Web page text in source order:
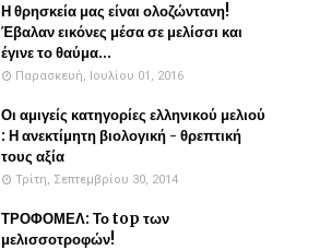
Η θρησκεία μας είναι ολοζώντανη!
Έβαλαν εικόνες μέσα σε μελίσσι και
έγινε το θαύμα...
Παρασκευή, Ιουλίου 01, 2016
Οι αμιγείς κατηγορίες ελληνικού μελιού
: Η ανεκτίμητη βιολογική - θρεπτική
τους αξία
Τρίτη, Σεπτεμβρίου 30, 2014
ΤΡΟΦΟΜΕΛ: Το top των
μελισσοτροφών!